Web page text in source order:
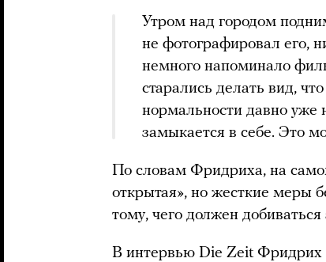
Утром над городом
не фотографировал его,
немного напоминало
старались делать вид,
нормальности давно уже
замыкается в себе. Это
По словам Фридриха, на
открытая», но жесткие меры
тому, чего должен
В интервью Die Zeit Фридрих